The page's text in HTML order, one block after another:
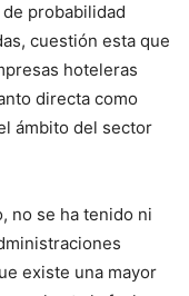
probabilidad
cuestión esta que
hoteleras
directa como
ámbito del sector
no se ha tenido ni
existe una mayor